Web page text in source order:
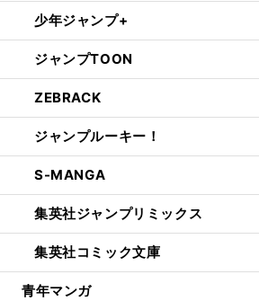
少年ジャンプ+
ジャンプTOON
ZEBRACK
ジャンプルーキー！
S-MANGA
集英社ジャンプリミックス
集英社コミック文庫
青年マンガ